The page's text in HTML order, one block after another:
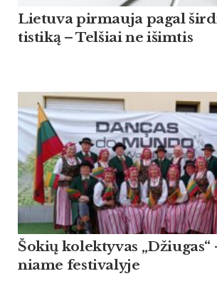
Lie­tu­va pir­mau­ja pagal
tis­ti­ką – Tel­šiai ne išim­tis
Šo­kių ko­lek­ty­vas
nia­me fes­ti­va­ly­je